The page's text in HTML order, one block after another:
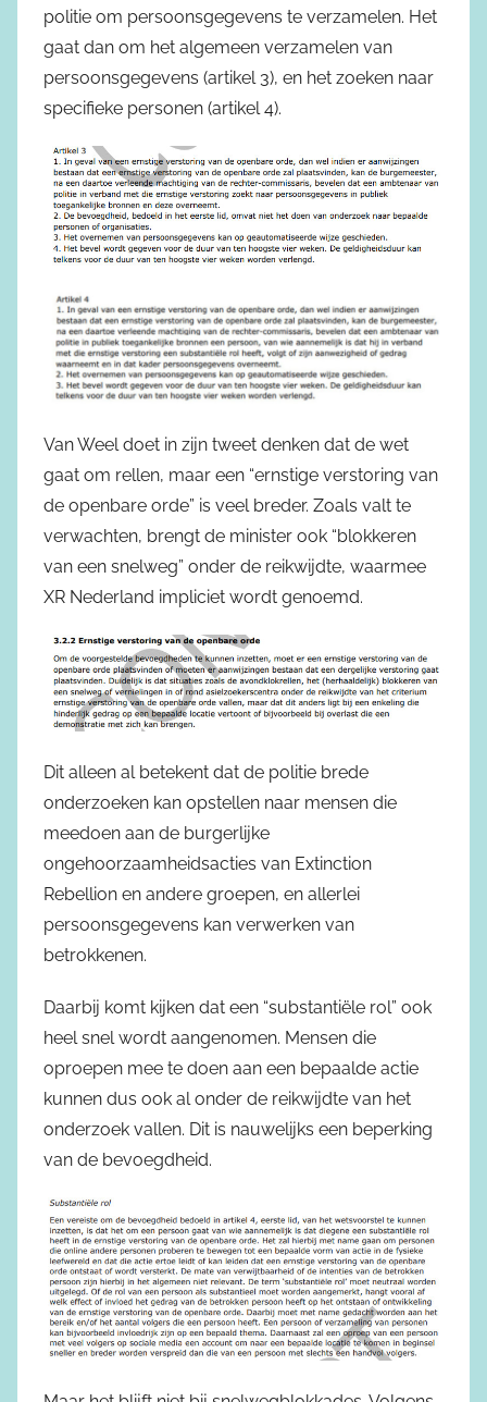
politie om persoonsgegevens te verzamelen. Het
gaat dan om het algemeen verzamelen van
persoonsgegevens (artikel 3), en het zoeken naar
specifieke personen (artikel 4).
Van Weel doet in zijn tweet denken dat de wet
gaat om rellen, maar een “ernstige verstoring van
de openbare orde” is veel breder. Zoals valt te
verwachten, brengt de minister ook “blokkeren
van een snelweg” onder de reikwijdte, waarmee
XR Nederland impliciet wordt genoemd.
Dit alleen al betekent dat de politie brede
onderzoeken kan opstellen naar mensen die
meedoen aan de burgerlijke
ongehoorzaamheidsacties van Extinction
Rebellion en andere groepen, en allerlei
persoonsgegevens kan verwerken van
betrokkenen.
Daarbij komt kijken dat een “substantiële rol” ook
heel snel wordt aangenomen. Mensen die
oproepen mee te doen aan een bepaalde actie
kunnen dus ook al onder de reikwijdte van het
onderzoek vallen. Dit is nauwelijks een beperking
van de bevoegdheid.